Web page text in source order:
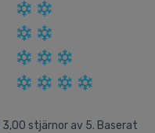
3,00 stjärnor av 5. Baserat